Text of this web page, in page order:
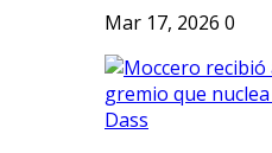
Mar 17, 2026 0